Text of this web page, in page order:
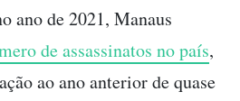
ano de 2021, Manaus
de assassinatos no país,
ao ano anterior de quase